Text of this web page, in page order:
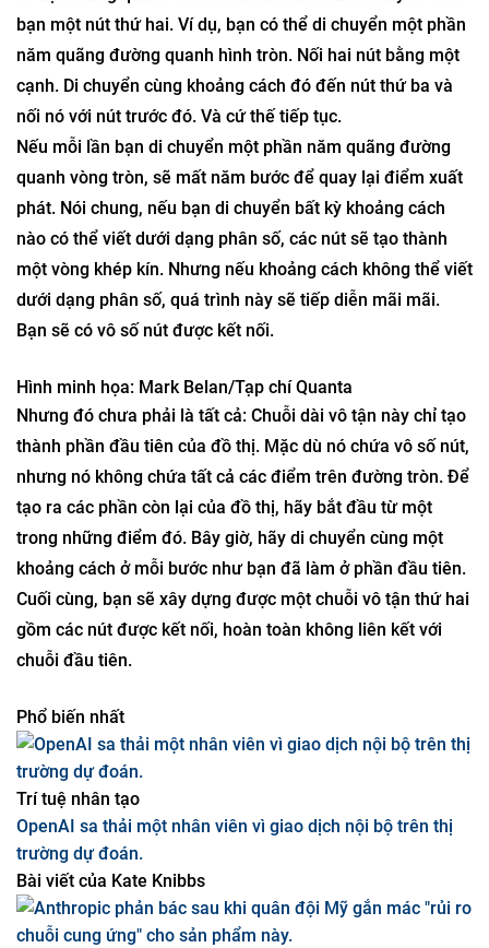
các đồng nghiệp của ông có thể nghiên cứu. Bắt đầu với
một hình tròn, chứa vô số điểm. Chọn một điểm: Đây sẽ là
nút đầu tiên của bạn. Sau đó, di chuyển một khoảng cách
cố định xung quanh chu vi của hình tròn. Điều này sẽ cho
bạn một nút thứ hai. Ví dụ, bạn có thể di chuyển một phần
năm quãng đường quanh hình tròn. Nối hai nút bằng một
cạnh. Di chuyển cùng khoảng cách đó đến nút thứ ba và
nối nó với nút trước đó. Và cứ thế tiếp tục.
Nếu mỗi lần bạn di chuyển một phần năm quãng đường
quanh vòng tròn, sẽ mất năm bước để quay lại điểm xuất
phát. Nói chung, nếu bạn di chuyển bất kỳ khoảng cách
một vòng khép kín. Nhưng nếu khoảng cách không thể viết
dưới dạng phân số, quá trình này sẽ tiếp diễn mãi mãi.
Bạn sẽ có vô số nút được kết nối.
Hình minh họa: Mark Belan/Tạp chí Quanta
Nhưng đó chưa phải là tất cả: Chuỗi dài vô tận này chỉ tạo
thành phần đầu tiên của đồ thị. Mặc dù nó chứa vô số nút,
nhưng nó không chứa tất cả các điểm trên đường tròn. Để
tạo ra các phần còn lại của đồ thị, hãy bắt đầu từ một
trong những điểm đó. Bây giờ, hãy di chuyển cùng một
Cuối cùng, bạn sẽ xây dựng được một chuỗi vô tận thứ hai
gồm các nút được kết nối, hoàn toàn không liên kết với
chuỗi đầu tiên.
Phổ biến nhất
Trí tuệ nhân tạo
OpenAI sa thải một nhân viên vì giao dịch nội bộ trên thị